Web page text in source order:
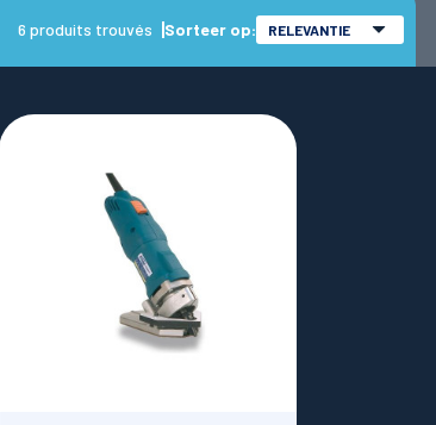
6 produits trouvés Sorteer op: RELEVANTIE